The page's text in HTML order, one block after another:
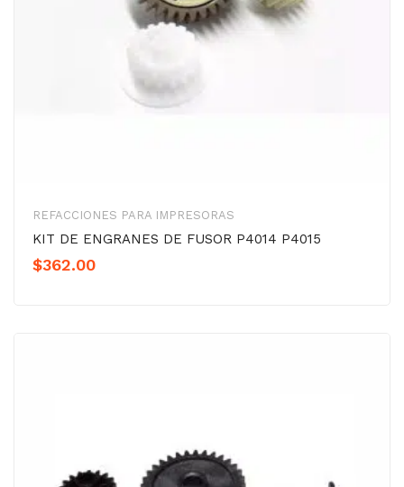
REFACCIONES PARA IMPRESORAS
KIT DE ENGRANES DE FUSOR P4014 P4015
$362.00